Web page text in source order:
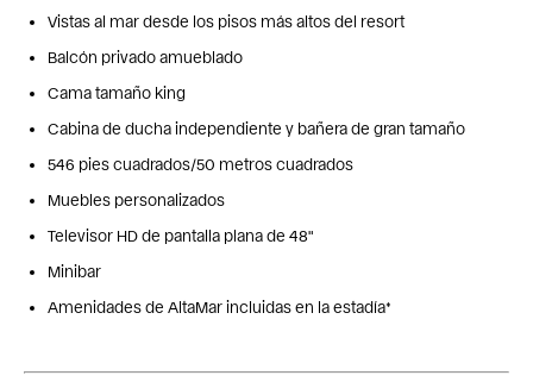
Vistas al mar desde los pisos más altos del resort
Balcón privado amueblado
Cama tamaño king
Cabina de ducha independiente y bañera de gran tamaño
546 pies cuadrados/50 metros cuadrados
Muebles personalizados
Televisor HD de pantalla plana de 48"
Minibar
Amenidades de AltaMar incluidas en la estadía*